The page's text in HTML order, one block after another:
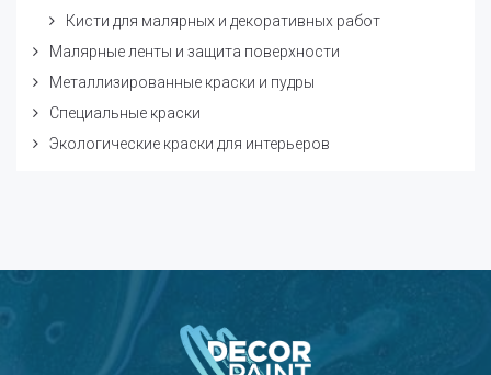
Кисти для малярных и декоративных работ
Малярные ленты и защита поверхности
Металлизированные краски и пудры
Специальные краски
Экологические краски для интерьеров